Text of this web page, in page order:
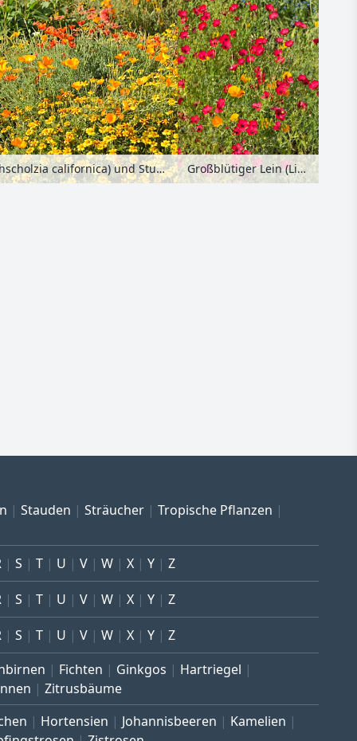
Kalifornischer Mohn (Eschscholzia californica) und Studentenblume (Tagetes) Großblütiger Lein (Linum grandiflorum 'Rubrum') und Kalifornischer Mohn (Eschscholzia californica)
Stauden Sträucher Tropische Pflanzen
S T U V W X Y Z
S T U V W X Y Z
S T U V W X Y
Z
Fichten Ginkgos
Hartriegel
Zitrusbäume
Hortensien Johannisbeeren
Kamelien